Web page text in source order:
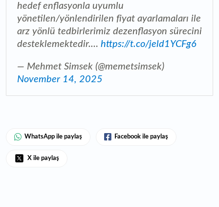
hedef enflasyonla uyumlu
yönetilen/yönlendirilen fiyat ayarlamaları ile
arz yönlü tedbirlerimiz dezenflasyon sürecini
desteklemektedir.… https://t.co/jeld1YCFg6
— Mehmet Simsek (@memetsimsek)
November 14, 2025
WhatsApp ile paylaş Facebook ile paylaş
X ile paylaş